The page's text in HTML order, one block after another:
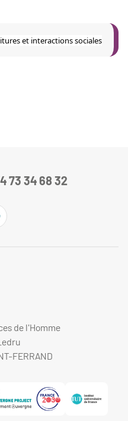
et interactions sociales
73 34 68 32
de l'Homme
FERRAND